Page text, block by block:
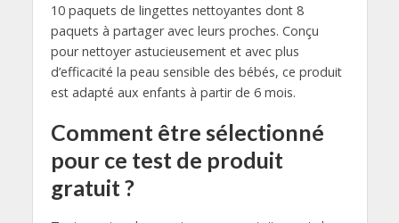
10 paquets de lingettes nettoyantes dont 8
paquets à partager avec leurs proches. Conçu
pour nettoyer astucieusement et avec plus
d’efficacité la peau sensible des bébés, ce produit
est adapté aux enfants à partir de 6 mois.
Comment être sélectionné
pour ce test de produit
gratuit ?